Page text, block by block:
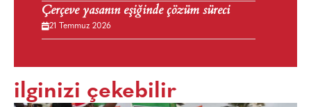
Çerçeve yasanın eşiğinde çözüm süreci
21 Temmuz 2026
ilginizi çekebilir